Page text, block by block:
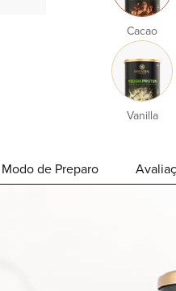
Cacao
Vanilla
Modo de Preparo